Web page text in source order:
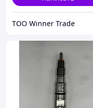
ТОО Winner Trade